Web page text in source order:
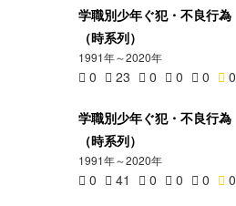
学職別少年ぐ犯・不良行為
（時系列）
1991年～2020年
0 23 0 0 0 0
学職別少年ぐ犯・不良行為
（時系列）
1991年～2020年
0 41 0 0 0 0